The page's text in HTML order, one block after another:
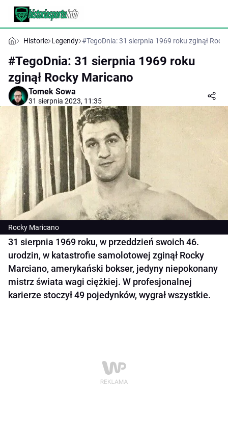
Historie Legendy #TegoDnia: 31 sierpnia 1969 roku zginął
#TegoDnia: 31 sierpnia 1969 roku
zginął Rocky Maricano
Tomek Sowa
31 sierpnia 2023, 11:35
Rocky Maricano
31 sierpnia 1969 roku, w przeddzień swoich 46.
urodzin, w katastrofie samolotowej zginął Rocky
Marciano, amerykański bokser, jedyny niepokonany
mistrz świata wagi ciężkiej. W profesjonalnej
karierze stoczył 49 pojedynków, wygrał wszystkie.